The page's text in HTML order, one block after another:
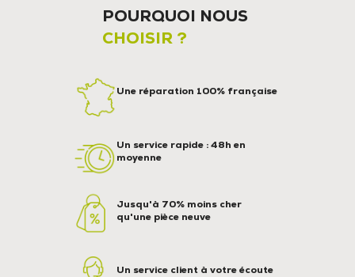
POURQUOI NOUS
CHOISIR ?
Une réparation 100% française
Un service rapide : 48h en
moyenne
Jusqu'à 70% moins cher
qu'une pièce neuve
Un service client à votre écoute